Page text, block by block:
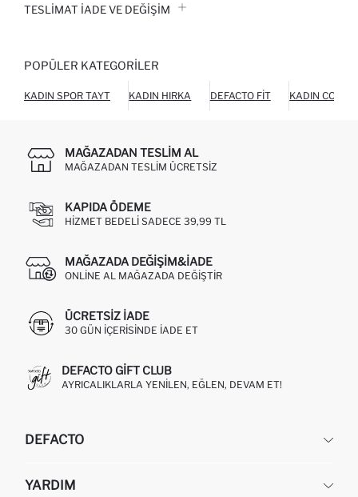
TESLIMAT İADE VE DEĞIŞIM
POPÜLER KATEGORILER
KADIN SPOR TAYT KADIN HIRKA DEFACTO FIT KADIN COOOL
MAĞAZADAN TESLIM AL
MAĞAZADAN TESLIM ÜCRETSIZ
KAPIDA ÖDEME
HIZMET BEDELI SADECE 39,99 TL
MAĞAZADA DEĞIŞIM&İADE
ONLINE AL MAĞAZADA DEĞIŞTIR
ÜCRETSIZ IADE
30 GÜN IÇERISINDE IADE ET
DEFACTO GIFT CLUB
AYRICALIKLARLA YENILEN, EĞLEN, DEVAM ET!
DEFACTO
HAKKIMIZDA
YARDIM